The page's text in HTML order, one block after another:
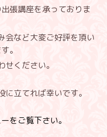
張講座を承っておりま
会など大変ご好評を頂い
。
ください。
立てれば幸いです。
をご覧下さい。